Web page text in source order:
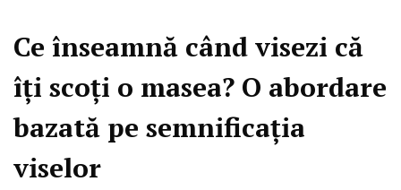
Ce înseamnă când visezi că
îți scoți o masea? O abordare
bazată pe semnificația
viselor